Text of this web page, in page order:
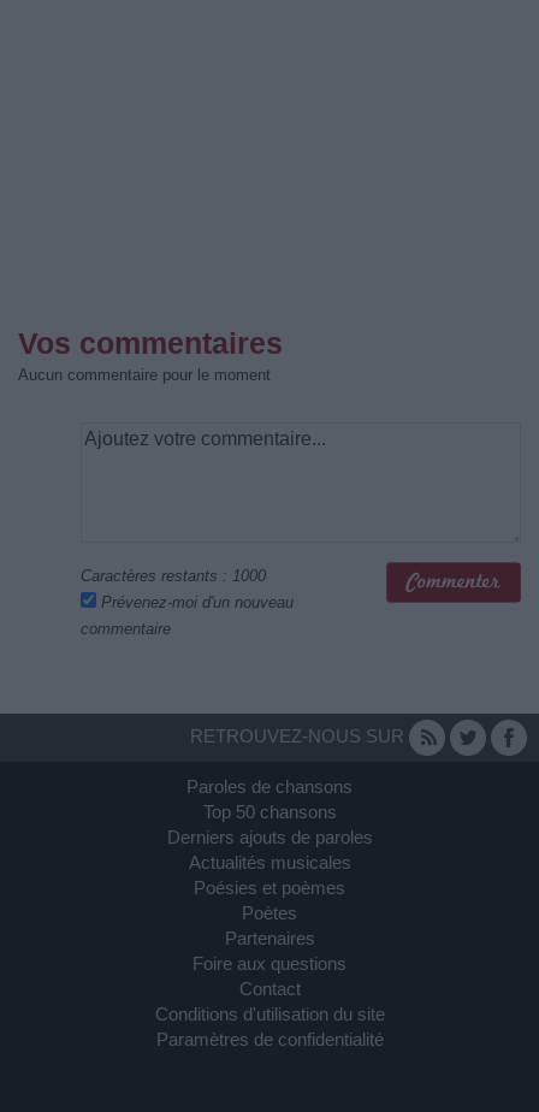
Vos commentaires
Aucun commentaire pour le moment
Caractères restants : 1000
Prévenez-moi d'un nouveau
commentaire
RETROUVEZ-NOUS SUR
Paroles de chansons
Top 50 chansons
Derniers ajouts de paroles
Actualités musicales
Poésies et poèmes
Poètes
Partenaires
Foire aux questions
Contact
Conditions d'utilisation du site
Paramètres de confidentialité